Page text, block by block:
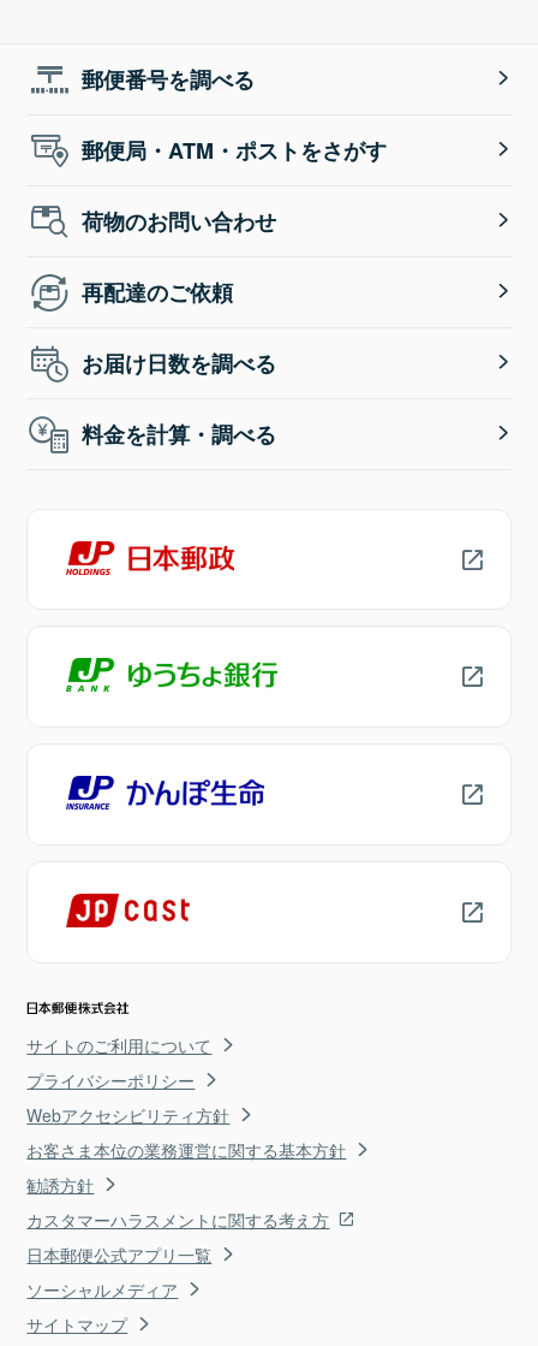
郵便番号を調べる
郵便局・ATM・ポストをさがす
荷物のお問い合わせ
再配達のご依頼
お届け日数を調べる
料金を計算・調べる
サイトのご利用について
プライバシーポリシー
Webアクセシビリティ方針
お客さま本位の業務運営に関する基本方針
勧誘方針
カスタマーハラスメントに関する考え方
日本郵便公式アプリ一覧
ソーシャルメディア
サイトマップ